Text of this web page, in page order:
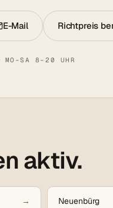
E-Mail Richtpreis
MO–SA 8–20 UHR
aktiv.
Neuenbürg